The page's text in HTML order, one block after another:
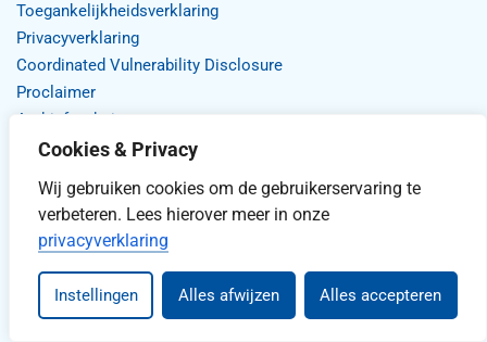
Cookies & Privacy
Wij gebruiken cookies om de gebruikerservaring te
verbeteren. Lees hierover meer in onze
privacyverklaring
Instellingen Alles afwijzen Alles accepteren
Toegankelijkheidsverklaring
Privacyverklaring
Coordinated Vulnerability Disclosure
Proclaimer
Archief website
Stel uw vraag